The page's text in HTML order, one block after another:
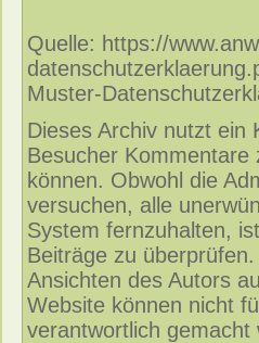
Quelle: https://
Muster-
Dieses Archiv nutzt ein
Besucher Kommentare
können. Obwohl die
versuchen, alle
System fernzuhalten,
Beiträge zu
Ansichten des Autors
Website können nicht
verantwortlich gemacht